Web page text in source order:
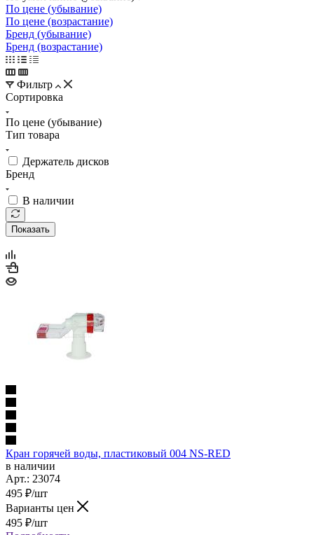
Фильтр
Сортировка
По цене (убывание)
Тип товара
Бренд
Показать
Кран горячей воды, пластиковый 004 NS-RED
в наличии
Арт.: 23074
Варианты цен
495₽/шт
Подробности
В корзину